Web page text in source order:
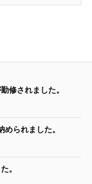
修されました。
られました。
。